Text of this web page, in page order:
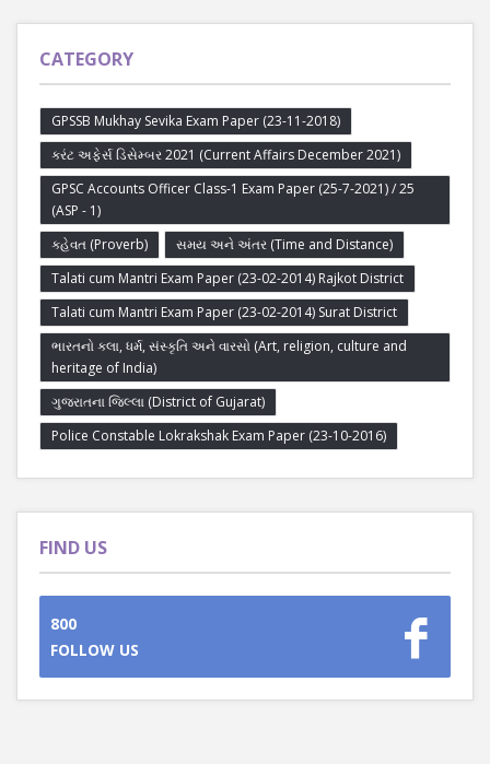
CATEGORY
GPSSB Mukhay Sevika Exam Paper (23-11-2018)
કરંટ અફેર્સ ડિસેમ્બર 2021 (Current Affairs December 2021)
GPSC Accounts Officer Class-1 Exam Paper (25-7-2021) / 25
(ASP - 1)
કહેવત (Proverb)
સમય અને અંતર (Time and Distance)
Talati cum Mantri Exam Paper (23-02-2014) Rajkot District
Talati cum Mantri Exam Paper (23-02-2014) Surat District
ભારતનો કલા, ધર્મ, સંસ્કૃતિ અને વારસો (Art, religion, culture and
heritage of India)
ગુજરાતના જિલ્લા (District of Gujarat)
Police Constable Lokrakshak Exam Paper (23-10-2016)
FIND US
800
FOLLOW US